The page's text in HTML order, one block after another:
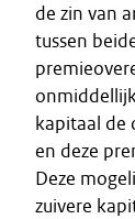
de zin van
tussen
kapitaal de
en deze
Deze
zuivere